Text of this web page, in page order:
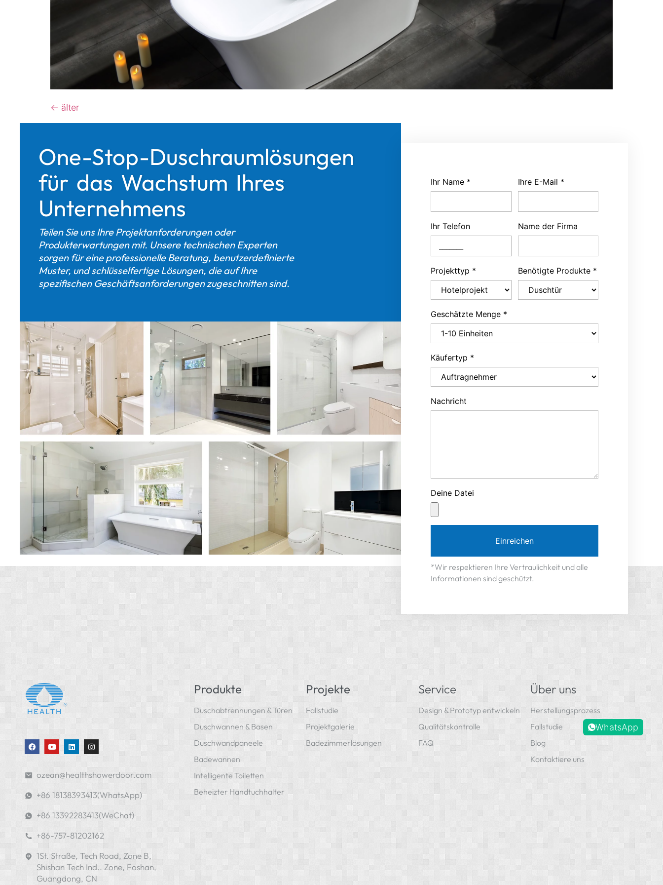
← älter
One-Stop-Duschraumlösungen
für das Wachstum Ihres
Unternehmens
Teilen Sie uns Ihre Projektanforderungen oder
Produkterwartungen mit. Unsere technischen Experten
sorgen für eine professionelle Beratung, benutzerdefinierte
Muster, und schlüsselfertige Lösungen, die auf Ihre
spezifischen Geschäftsanforderungen zugeschnitten sind.
Ihr Name * Ihre E-Mail *
Ihr Telefon Name der Firma
Projekttyp * Benötigte Produkte *
Geschätzte Menge *
Käufertyp *
Nachricht
Deine Datei
Einreichen
*Wir respektieren Ihre Vertraulichkeit und alle
Informationen sind geschützt.
ozean@healthshowerdoor.com
+86 18138393413(WhatsApp)
+86 13392283413(WeChat)
+86-757-81202162
1St. Straße, Tech Road, Zone B,
Shishan Tech Ind.. Zone, Foshan,
Guangdong, CN
Produkte
Duschabtrennungen & Türen
Duschwannen & Basen
Duschwandpaneele
Badewannen
Intelligente Toiletten
Beheizter Handtuchhalter
Projekte
Fallstudie
Projektgalerie
Badezimmerlösungen
Service
Design & Prototyp entwickeln
Qualitätskontrolle
FAQ
Über uns
Herstellungsprozess
Fallstudie
Blog
Kontaktiere uns
WhatsApp